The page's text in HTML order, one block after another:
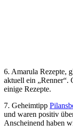
6. Amarula Rezepte,
aktuell ein „Renner“.
einige Rezepte.
7. Geheimtipp
und waren positiv
Anscheinend haben